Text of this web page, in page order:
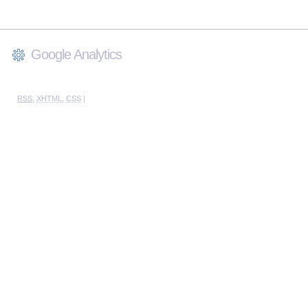
Google Analytics
RSS XHTML CSS